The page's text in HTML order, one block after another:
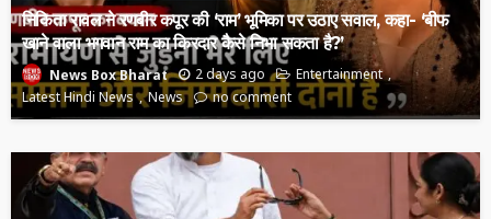
निकिता रावल ने रणबीर कपूर की ‘राम’ भूमिका पर उठाए सवाल, कहा- ‘बीफ
खाने वाला भगवान राम का किरदार कैसे निभा सकता है?’
News Box Bharat 2 days ago
Entertainment
Latest Hindi News
News no comment